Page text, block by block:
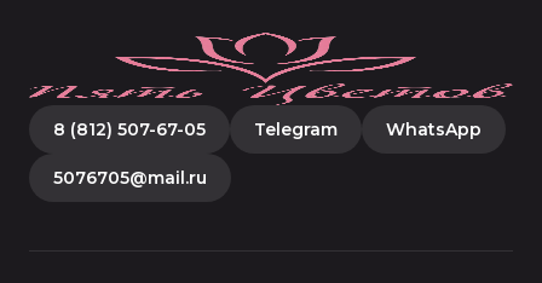
8 (812) 507-67-05 Telegram WhatsApp
5076705@mail.ru